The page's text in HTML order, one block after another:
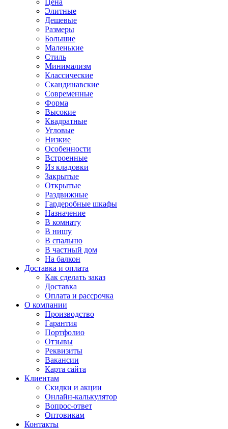
Цена
Элитные
Дешевые
Размеры
Большие
Маленькие
Стиль
Минимализм
Классические
Скандинавские
Современные
Форма
Высокие
Квадратные
Угловые
Низкие
Особенности
Встроенные
Из кладовки
Закрытые
Открытые
Раздвижные
Гардеробные шкафы
Назначение
В комнату
В нишу
В спальню
В частный дом
На балкон
Доставка и оплата
Как сделать заказ
Доставка
Оплата и рассрочка
О компании
Производство
Гарантия
Портфолио
Отзывы
Реквизиты
Вакансии
Карта сайта
Клиентам
Скидки и акции
Онлайн-калькулятор
Вопрос-ответ
Оптовикам
Контакты